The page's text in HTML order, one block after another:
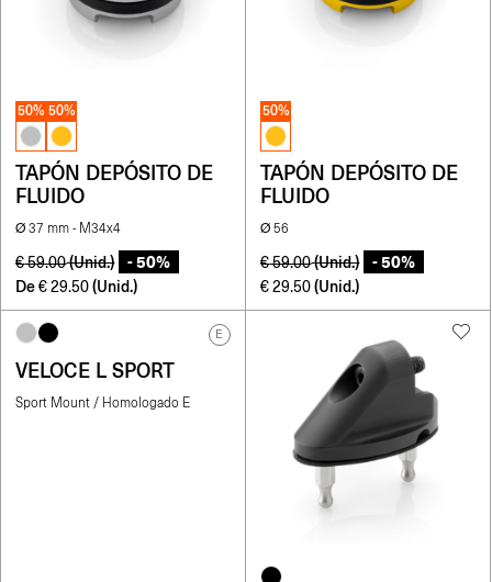
50% 50%
TAPÓN DEPÓSITO DE
FLUIDO
Ø 37 mm - M34x4
€59.00(Unid.) - 50%
De €29.50 (Unid.)
50%
TAPÓN DEPÓSITO DE
FLUIDO
Ø 56
€59.00(Unid.) - 50%
€29.50 (Unid.)
E
VELOCE L SPORT
Sport Mount / Homologado E